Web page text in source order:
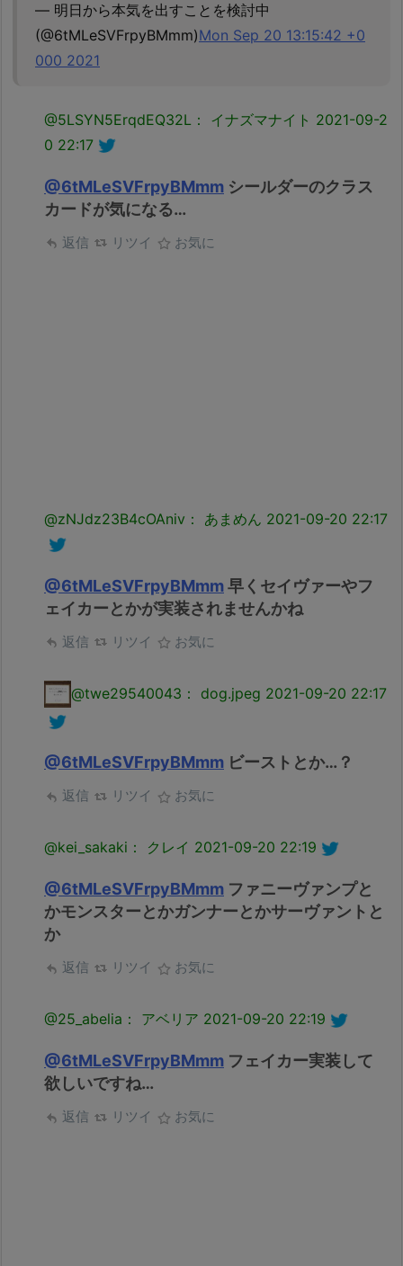
— 明日から本気を出すことを検討中
(@6tMLeSVFrpyBMmm)Mon Sep 20 13:15:42 +0
000 2021
@5LSYN5ErqdEQ32L： イナズマナイト 2021-09-2
0 22:17
@6tMLeSVFrpyBMmm シールダーのクラス
カードが気になる…
返信 リツイ お気に
@zNJdz23B4cOAniv： あまめん 2021-09-20 22:17
@6tMLeSVFrpyBMmm早くセイヴァーやフ
ェイカーとかが実装されませんかね
返信 リツイ お気に
@twe29540043： dog.jpeg 2021-09-20 22:17
@6tMLeSVFrpyBMmm ビーストとか…？
返信 リツイ お気に
@kei_sakaki： クレイ 2021-09-20 22:19
@6tMLeSVFrpyBMmm ファニーヴァンプと
かモンスターとかガンナーとかサーヴァントと
か
返信 リツイ お気に
@25_abelia： アベリア 2021-09-20 22:19
@6tMLeSVFrpyBMmm フェイカー実装して
欲しいですね…
返信 リツイ お気に